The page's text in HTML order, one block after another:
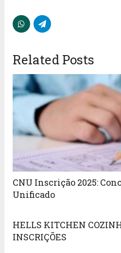
Related Posts
CNU Inscrição 2025:
Unificado
HELLS KITCHEN
INSCRIÇÕES